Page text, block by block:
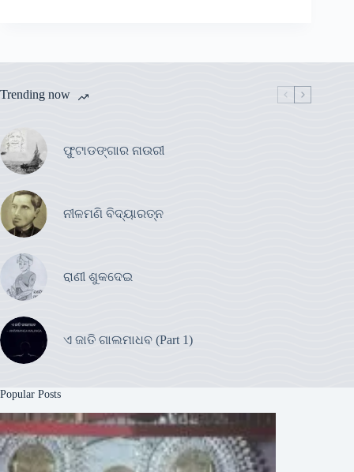
Trending now
ଫୁଟାଡଙ୍ଗାର ନାଉରୀ
ନୀଳମଣି ବିଦ୍ୟାରତ୍ନ
ରାଣୀ ଶୁକଦେଇ
ଏ ଜାତି ଗାଲମାଧବ (Part 1)
Popular Posts